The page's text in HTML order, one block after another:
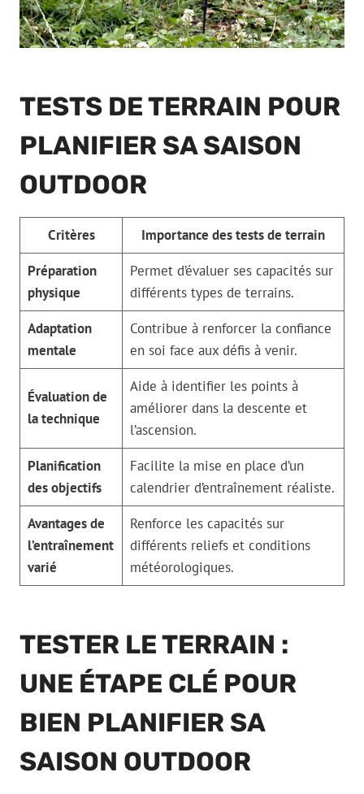
TESTS DE TERRAIN POUR
PLANIFIER SA SAISON
OUTDOOR
Critères
Importance des tests de terrain
Préparation
physique
Permet d’évaluer ses capacités sur
différents types de terrains.
Adaptation
mentale
Contribue à renforcer la confiance
en soi face aux défis à venir.
Évaluation de
la technique
Aide à identifier les points à
améliorer dans la descente et
l’ascension.
Planification
des objectifs
Facilite la mise en place d’un
calendrier d’entraînement réaliste.
Avantages de
l’entraînement
varié
Renforce les capacités sur
différents reliefs et conditions
météorologiques.
TESTER LE TERRAIN :
UNE ÉTAPE CLÉ POUR
BIEN PLANIFIER SA
SAISON OUTDOOR